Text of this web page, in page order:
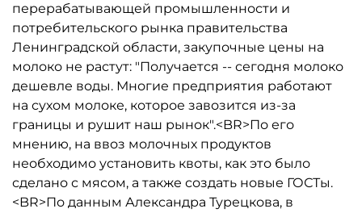
перерабатывающей промышленности и
потребительского рынка правительства
Ленинградской области, закупочные цены на
молоко не растут: "Получается -- сегодня молоко
дешевле воды. Многие предприятия работают
на сухом молоке, которое завозится из-за
границы и рушит наш рынок".<BR>По его
мнению, на ввоз молочных продуктов
необходимо установить квоты, как это было
сделано с мясом, а также создать новые ГОСТы.
<BR>По данным Александра Турецкова, в